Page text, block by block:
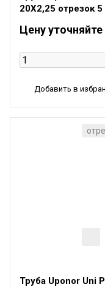
20X2,25 отрезок
Цену уточняйте
Добавить в
Труба Uponor Uni